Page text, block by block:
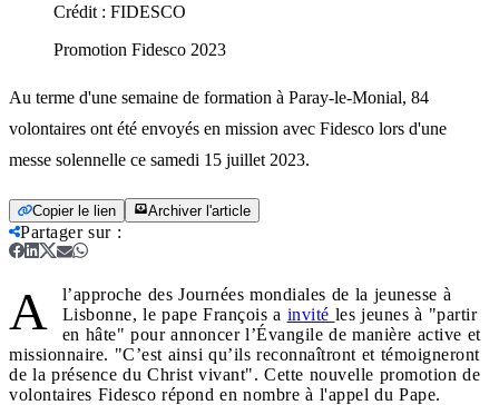
Crédit : FIDESCO
Promotion Fidesco 2023
Au terme d'une semaine de formation à Paray-le-Monial, 84
volontaires ont été envoyés en mission avec Fidesco lors d'une
messe solennelle ce samedi 15 juillet 2023.
Copier le lien Archiver l'article
Partager sur:
A
l’approche des Journées mondiales de la jeunesse à
Lisbonne, le pape François a invité les jeunes à "partir
en hâte" pour annoncer l’Évangile de manière active et
missionnaire. "C’est ainsi qu’ils reconnaîtront et témoigneront
de la présence du Christ vivant". Cette nouvelle promotion de
volontaires Fidesco répond en nombre à l'appel du Pape.